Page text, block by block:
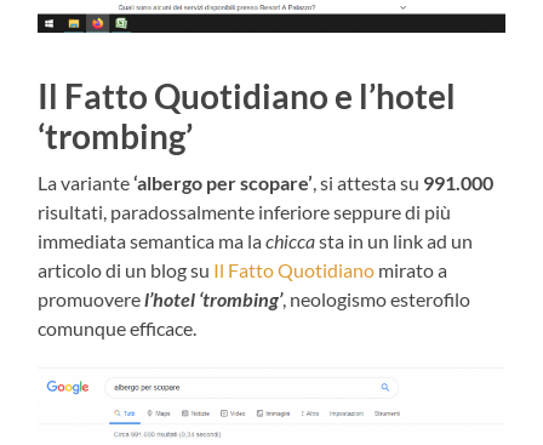
Il Fatto Quotidiano e l’hotel
‘trombing’
La variante‘albergo per scopare’, si attesta su 991.000
risultati, paradossalmente inferiore seppure di più
immediata semantica ma lachiccasta in un link ad un
articolo di un blog su Il Fatto Quotidiano mirato a
promuoverel’hotel ‘trombing’, neologismo esterofilo
comunque efficace.